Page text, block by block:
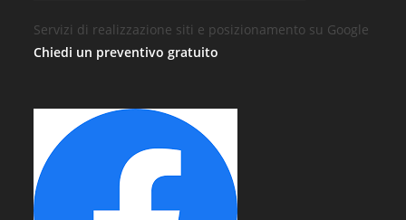
Servizi di realizzazione siti e posizionamento su Google
Chiedi un preventivo gratuito